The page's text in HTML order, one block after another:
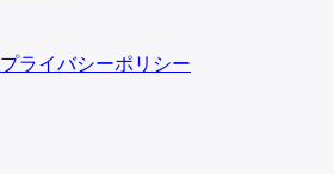
プライバシーポリシー